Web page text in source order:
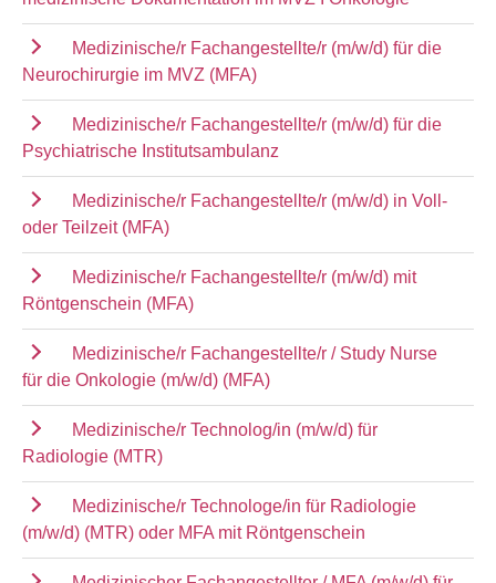
Medizinische/r Fachangestellte/r (m/w/d) für die
Neurochirurgie im MVZ (MFA)
Medizinische/r Fachangestellte/r (m/w/d) für die
Psychiatrische Institutsambulanz
Medizinische/r Fachangestellte/r (m/w/d) in Voll-
oder Teilzeit (MFA)
Medizinische/r Fachangestellte/r (m/w/d) mit
Röntgenschein (MFA)
Medizinische/r Fachangestellte/r / Study Nurse
für die Onkologie (m/w/d) (MFA)
Medizinische/r Technolog/in (m/w/d) für
Radiologie (MTR)
Medizinische/r Technologe/in für Radiologie
(m/w/d) (MTR) oder MFA mit Röntgenschein